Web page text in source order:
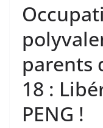
parents
18 :
PENG !